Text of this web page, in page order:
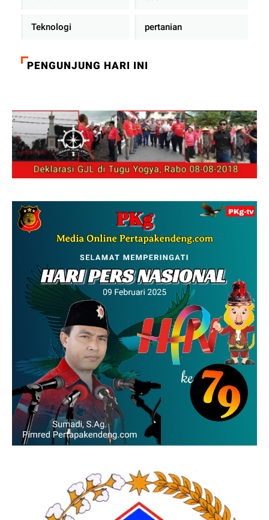
Teknologi pertanian
PENGUNJUNG HARI INI